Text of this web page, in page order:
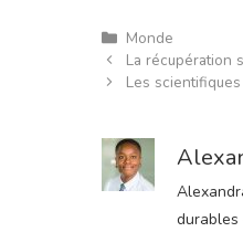
Catégories
Monde
La récupération
Les
durables